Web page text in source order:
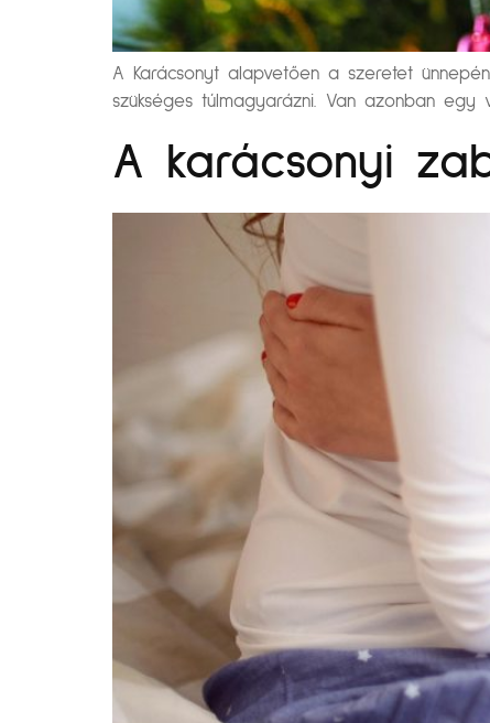
A Karácsonyt alapvetően a szeretet
szükséges túlmagyarázni. Van azonban
A karácsonyi